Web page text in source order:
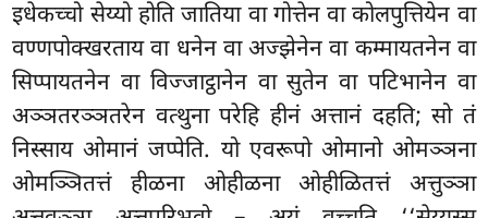
इधेकच्चो सेय्यो होति जातिया वा गोत्तेन वा कोलपुत्तियेन वा
वण्णपोक्खरताय वा धनेन वा अज्झेनेन वा कम्मायतनेन वा
सिप्पायतनेन वा विज्जाट्ठानेन वा सुतेन वा पटिभानेन वा
अञ्ञतरञ्ञतरेन वत्थुना परेहि हीनं अत्तानं दहति; सो तं
निस्साय ओमानं जप्पेति. यो एवरूपो ओमानो ओमञ्ञना
ओमञ्ञितत्तं हीळना ओहीळना ओहीळितत्तं अत्तुञ्ञा